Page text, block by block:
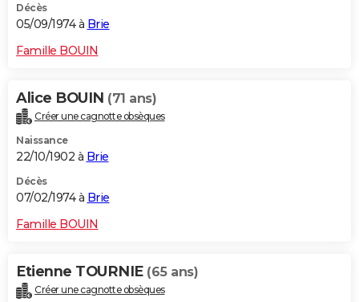
Décès
05/09/1974 à Brie
Famille BOUIN
Alice BOUIN (71 ans)
Créer une cagnotte obsèques
Naissance
22/10/1902 à Brie
Décès
07/02/1974 à Brie
Famille BOUIN
Etienne TOURNIE (65 ans)
Créer une cagnotte obsèques